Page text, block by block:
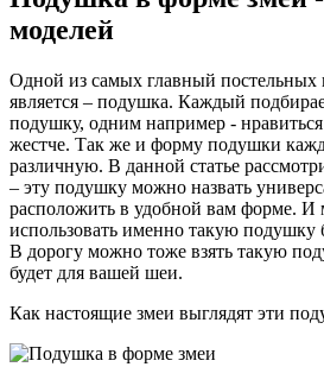
моделей
Одной из самых главный постельных
является – подушка. Каждый
подушку, одним например -
жестче. Так же и форму подушки
различную. В данной статье
– эту подушку можно назвать
расположить в удобной вам форме. И
использовать именно такую
В дорогу можно тоже взять такую
будет для вашей шеи.
Как настоящие змеи выглядят эти